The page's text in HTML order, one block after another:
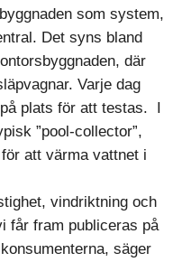
som system,
Det syns bland
där
Varje dag
plats för att testas. I
”pool-collector”,
att värma vattnet i
vindriktning och
får fram publiceras på
säger